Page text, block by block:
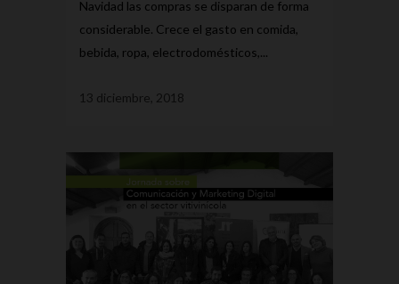
Navidad las compras se disparan de forma
considerable. Crece el gasto en comida,
bebida, ropa, electrodomésticos,...
13 diciembre, 2018